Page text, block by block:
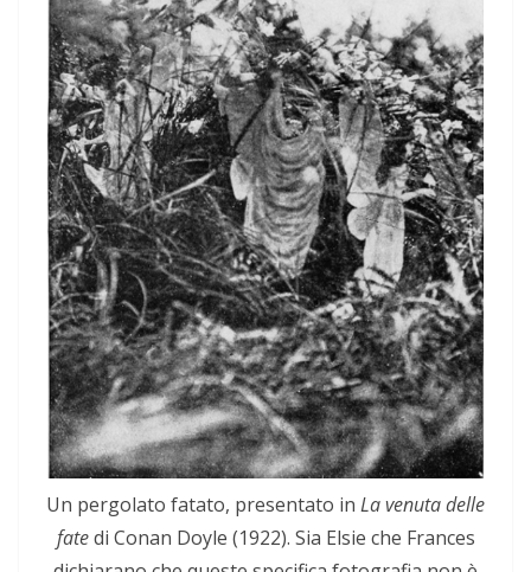
Un pergolato fatato, presentato in La venuta delle
fatedi Conan Doyle (1922). Sia Elsie che Frances